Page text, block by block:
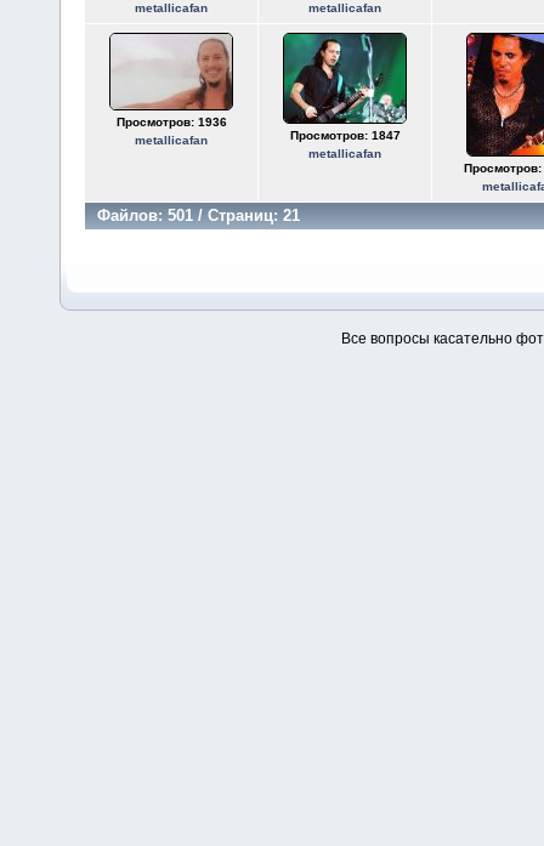
metallicafan
metallicafan
Просмотров: 1936
metallicafan
Просмотров: 1847
metallicafan
Просмотров:
Файлов: 501 / Страниц: 21
Все вопросы касательно